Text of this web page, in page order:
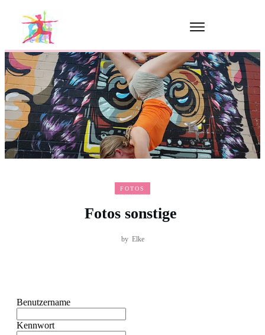
FOTOS
Fotos sonstige
by Elke
Benutzername
Kennwort